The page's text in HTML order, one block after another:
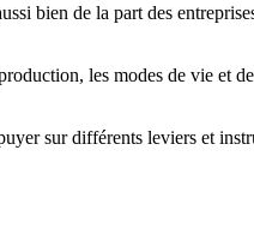
bien de la part des
les modes de vie et
sur différents leviers et